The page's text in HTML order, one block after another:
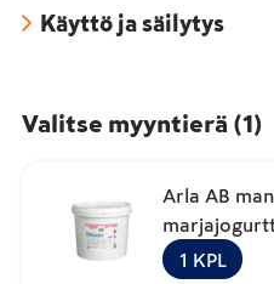
Käyttö ja säilytys
Valitse myyntierä (1 )
Arla AB
laktoositon
1 KPL